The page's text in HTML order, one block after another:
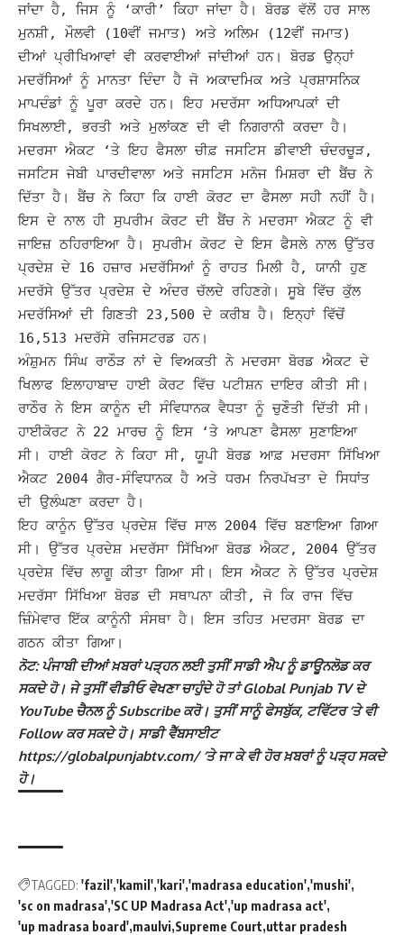
ਜਾਂਦਾ ਹੈ, ਜਿਸ ਨੂੰ ‘ਕਾਰੀ’ ਕਿਹਾ ਜਾਂਦਾ ਹੈ। ਬੋਰਡ ਵੱਲੋਂ ਹਰ ਸਾਲ
ਮੁਨਸ਼ੀ, ਮੌਲਵੀ (10ਵੀਂ ਜਮਾਤ) ਅਤੇ ਅਲਿਮ (12ਵੀਂ ਜਮਾਤ)
ਦੀਆਂ ਪ੍ਰੀਖਿਆਵਾਂ ਵੀ ਕਰਵਾਈਆਂ ਜਾਂਦੀਆਂ ਹਨ। ਬੋਰਡ ਉਨ੍ਹਾਂ
ਮਦਰੱਸਿਆਂ ਨੂੰ ਮਾਨਤਾ ਦਿੰਦਾ ਹੈ ਜੋ ਅਕਾਦਮਿਕ ਅਤੇ ਪ੍ਰਸ਼ਾਸਨਿਕ
ਮਾਪਦੰਡਾਂ ਨੂੰ ਪੂਰਾ ਕਰਦੇ ਹਨ। ਇਹ ਮਦਰੱਸਾ ਅਧਿਆਪਕਾਂ ਦੀ
ਸਿਖਲਾਈ, ਭਰਤੀ ਅਤੇ ਮੁਲਾਂਕਣ ਦੀ ਵੀ ਨਿਗਰਾਨੀ ਕਰਦਾ ਹੈ।
ਮਦਰਸਾ ਐਕਟ ‘ਤੇ ਇਹ ਫੈਸਲਾ ਚੀਫ਼ ਜਸਟਿਸ ਡੀਵਾਈ ਚੰਦਰਚੂੜ,
ਜਸਟਿਸ ਜੇਬੀ ਪਾਰਦੀਵਾਲਾ ਅਤੇ ਜਸਟਿਸ ਮਨੋਜ ਮਿਸ਼ਰਾ ਦੀ ਬੈਂਚ ਨੇ
ਦਿੱਤਾ ਹੈ। ਬੈਂਚ ਨੇ ਕਿਹਾ ਕਿ ਹਾਈ ਕੋਰਟ ਦਾ ਫੈਸਲਾ ਸਹੀ ਨਹੀਂ ਹੈ।
ਇਸ ਦੇ ਨਾਲ ਹੀ ਸੁਪਰੀਮ ਕੋਰਟ ਦੀ ਬੈਂਚ ਨੇ ਮਦਰਸਾ ਐਕਟ ਨੂੰ ਵੀ
ਜਾਇਜ਼ ਠਹਿਰਾਇਆ ਹੈ। ਸੁਪਰੀਮ ਕੋਰਟ ਦੇ ਇਸ ਫੈਸਲੇ ਨਾਲ ਉੱਤਰ
ਪ੍ਰਦੇਸ਼ ਦੇ 16 ਹਜ਼ਾਰ ਮਦਰੱਸਿਆਂ ਨੂੰ ਰਾਹਤ ਮਿਲੀ ਹੈ, ਯਾਨੀ ਹੁਣ
ਮਦਰੱਸੇ ਉੱਤਰ ਪ੍ਰਦੇਸ਼ ਦੇ ਅੰਦਰ ਚੱਲਦੇ ਰਹਿਣਗੇ। ਸੂਬੇ ਵਿੱਚ ਕੁੱਲ
ਮਦਰੱਸਿਆਂ ਦੀ ਗਿਣਤੀ 23,500 ਦੇ ਕਰੀਬ ਹੈ। ਇਨ੍ਹਾਂ ਵਿੱਚੋਂ
16,513 ਮਦਰੱਸੇ ਰਜਿਸਟਰਡ ਹਨ।
ਅੰਸ਼ੁਮਨ ਸਿੰਘ ਰਾਠੌੜ ਨਾਂ ਦੇ ਵਿਅਕਤੀ ਨੇ ਮਦਰਸਾ ਬੋਰਡ ਐਕਟ ਦੇ
ਖਿਲਾਫ ਇਲਾਹਾਬਾਦ ਹਾਈ ਕੋਰਟ ਵਿੱਚ ਪਟੀਸ਼ਨ ਦਾਇਰ ਕੀਤੀ ਸੀ।
ਰਾਠੌਰ ਨੇ ਇਸ ਕਾਨੂੰਨ ਦੀ ਸੰਵਿਧਾਨਕ ਵੈਧਤਾ ਨੂੰ ਚੁਣੌਤੀ ਦਿੱਤੀ ਸੀ।
ਹਾਈਕੋਰਟ ਨੇ 22 ਮਾਰਚ ਨੂੰ ਇਸ ‘ਤੇ ਆਪਣਾ ਫੈਸਲਾ ਸੁਣਾਇਆ
ਸੀ। ਹਾਈ ਕੋਰਟ ਨੇ ਕਿਹਾ ਸੀ, ਯੂਪੀ ਬੋਰਡ ਆਫ਼ ਮਦਰਸਾ ਸਿੱਖਿਆ
ਐਕਟ 2004 ਗੈਰ-ਸੰਵਿਧਾਨਕ ਹੈ ਅਤੇ ਧਰਮ ਨਿਰਪੱਖਤਾ ਦੇ ਸਿਧਾਂਤ
ਦੀ ਉਲੰਘਣਾ ਕਰਦਾ ਹੈ।
ਇਹ ਕਾਨੂੰਨ ਉੱਤਰ ਪ੍ਰਦੇਸ਼ ਵਿੱਚ ਸਾਲ 2004 ਵਿੱਚ ਬਣਾਇਆ ਗਿਆ
ਸੀ। ਉੱਤਰ ਪ੍ਰਦੇਸ਼ ਮਦਰੱਸਾ ਸਿੱਖਿਆ ਬੋਰਡ ਐਕਟ, 2004 ਉੱਤਰ
ਪ੍ਰਦੇਸ਼ ਵਿੱਚ ਲਾਗੂ ਕੀਤਾ ਗਿਆ ਸੀ। ਇਸ ਐਕਟ ਨੇ ਉੱਤਰ ਪ੍ਰਦੇਸ਼
ਮਦਰੱਸਾ ਸਿੱਖਿਆ ਬੋਰਡ ਦੀ ਸਥਾਪਨਾ ਕੀਤੀ, ਜੋ ਕਿ ਰਾਜ ਵਿੱਚ
ਜ਼ਿੰਮੇਵਾਰ ਇੱਕ ਕਾਨੂੰਨੀ ਸੰਸਥਾ ਹੈ। ਇਸ ਤਹਿਤ ਮਦਰਸਾ ਬੋਰਡ ਦਾ
ਗਠਨ ਕੀਤਾ ਗਿਆ।
ਨੋਟ: ਪੰਜਾਬੀ ਦੀਆਂ ਖ਼ਬਰਾਂ ਪੜ੍ਹਨ ਲਈ ਤੁਸੀਂ ਸਾਡੀ ਐਪ ਨੂੰ ਡਾਊਨਲੋਡ ਕਰ
ਸਕਦੇ ਹੋ। ਜੇ ਤੁਸੀਂ ਵੀਡੀਓ ਵੇਖਣਾ ਚਾਹੁੰਦੇ ਹੋ ਤਾਂ Global Punjab TV ਦੇ
YouTube ਚੈਨਲ ਨੂੰ Subscribe ਕਰੋ। ਤੁਸੀਂ ਸਾਨੂੰ ਫੇਸਬੁੱਕ, ਟਵਿੱਟਰ ‘ਤੇ ਵੀ
Follow ਕਰ ਸਕਦੇ ਹੋ। ਸਾਡੀ ਵੈੱਬਸਾਈਟ
https://globalpunjabtv.com/ ‘ਤੇ ਜਾ ਕੇ ਵੀ ਹੋਰ ਖ਼ਬਰਾਂ ਨੂੰ ਪੜ੍ਹ ਸਕਦੇ
ਹੋ।
TAGGED: 'fazil' 'kamil' 'kari' 'madrasa education' 'mushi'
'sc on madrasa' 'SC UP Madrasa Act' 'up madrasa act'
'up madrasa board' maulvi Supreme Court uttar pradesh